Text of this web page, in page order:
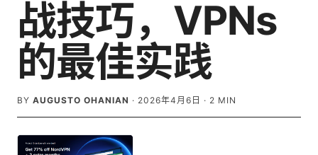
战技巧，VPNs
的最佳实践
BY AUGUSTO OHANIAN · 2026年4月6日 · 2 MIN